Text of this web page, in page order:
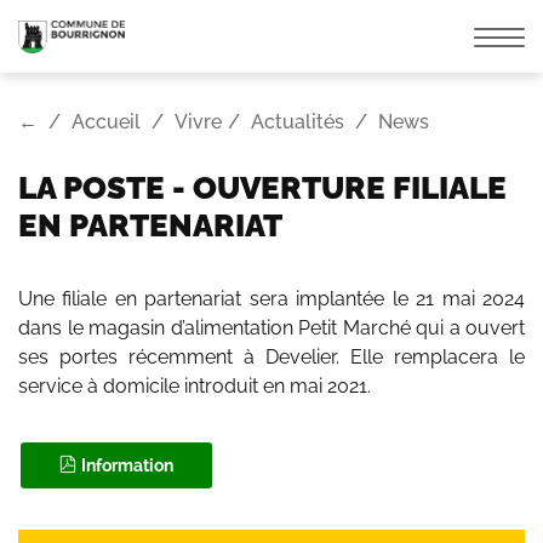
la
← Accueil Vivre Actualités News
LA POSTE - OUVERTURE FILIALE
EN PARTENARIAT
Une filiale en partenariat sera implantée le 21 mai 2024
dans le magasin d’alimentation Petit Marché qui a ouvert
ses portes récemment à Develier. Elle remplacera le
service à domicile introduit en mai 2021.
Information